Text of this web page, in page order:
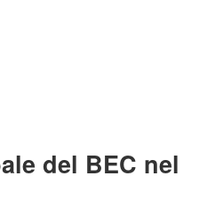
del BEC nel